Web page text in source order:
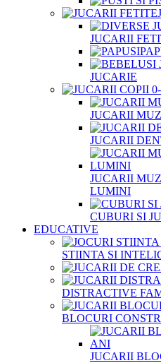
JUCARII
JUCARIE
JUCARII
JUCARII
JUCARII
LUMINI
CUBURI SI
EDUCATIVE
STIINTA SI
DISTRACTIVE
BLOCURI
JUCARII